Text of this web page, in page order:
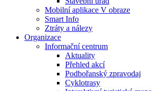
Mobilní aplikace V obraze
Smart Info
Ztráty a nálezy
Organizace
Informační centrum
Aktuality
Přehled akcí
Podbořanský zpravodaj
Cyklotrasy